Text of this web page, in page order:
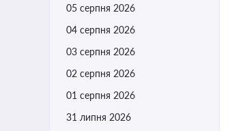
05 серпня 2026
04 серпня 2026
03 серпня 2026
02 серпня 2026
01 серпня 2026
31 липня 2026